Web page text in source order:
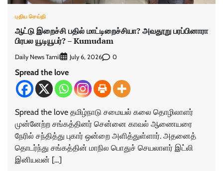
புதிய செய்தி
ஆட்டு இறைச்சி பதில் மாட்டிறைச்சியா? அவதூறு பரப்பினாரா
பிரபல யூடியூபர்? – Kumudam
Daily News Tamil July 6, 2026 0
Spread the love
Spread the love தமிழ்நாடு சமையல் கலை தொழிலாளர்
முன்னேற்ற சங்கத்தினர் சென்னை காவல் ஆணையரை
நேரில் சந்தித்து புகார் ஒன்றை அளித்துள்ளார். அதனைத்
தொடர்ந்து சங்கத்தின் மாநில பொதுச் செயலாளர் இட்லி
இனியவன் […]